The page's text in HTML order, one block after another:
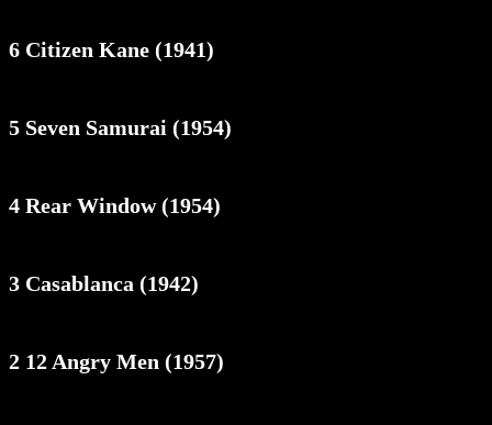
6 Citizen Kane (1941)
5 Seven Samurai (1954)
4 Rear Window (1954)
3 Casablanca (1942)
2 12 Angry Men (1957)